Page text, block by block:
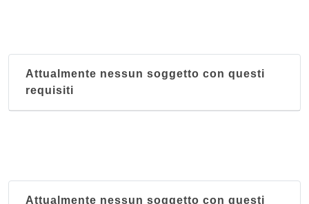
Attualmente nessun soggetto con questi
requisiti
Attualmente nessun soggetto con questi